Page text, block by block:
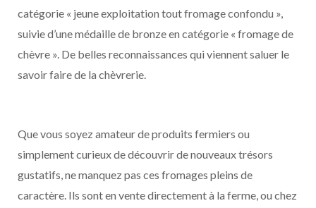
catégorie « jeune exploitation tout fromage confondu »,
suivie d’une médaille de bronze en catégorie « fromage de
chèvre ». De belles reconnaissances qui viennent saluer le
savoir faire de la chèvrerie.
Que vous soyez amateur de produits fermiers ou
simplement curieux de découvrir de nouveaux trésors
gustatifs, ne manquez pas ces fromages pleins de
caractère. Ils sont en vente directement à la ferme, ou chez